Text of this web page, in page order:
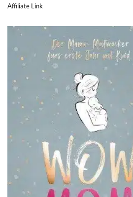
Affiliate Link